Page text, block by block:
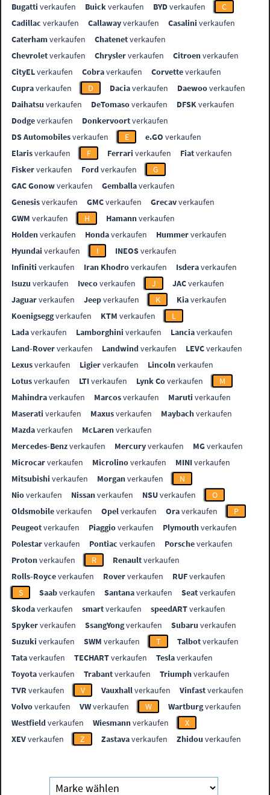
Bugatti verkaufen Buickverkaufen BYDverkaufen
C
Cadillac verkaufen Callawayverkaufen Casalini verkaufen
Caterhamverkaufen Chatenetverkaufen
Chevroletverkaufen Chryslerverkaufen Citroenverkaufen
CityELverkaufen Cobraverkaufen Corvetteverkaufen
Cupraverkaufen D Daciaverkaufen Daewooverkaufen
Daihatsu verkaufen DeTomasoverkaufen DFSKverkaufen
Dodgeverkaufen Donkervoortverkaufen
DS Automobilesverkaufen E e.GO verkaufen
Elarisverkaufen F Ferrari verkaufen Fiatverkaufen
Fiskerverkaufen Fordverkaufen
G
GAC Gonowverkaufen Gemballaverkaufen
Genesisverkaufen GMCverkaufen Grecavverkaufen
GWM verkaufen H Hamannverkaufen
Holdenverkaufen Hondaverkaufen Hummerverkaufen
Hyundai verkaufen I INEOSverkaufen
Infiniti verkaufen Iran Khodroverkaufen Isderaverkaufen
Isuzu verkaufen Ivecoverkaufen J JACverkaufen
Jaguarverkaufen Jeepverkaufen K Kiaverkaufen
Koenigseggverkaufen KTM verkaufen
L
Ladaverkaufen Lamborghini verkaufen Lanciaverkaufen
Land-Roververkaufen Landwindverkaufen LEVCverkaufen
Lexusverkaufen Ligierverkaufen Lincolnverkaufen
Lotusverkaufen LTIverkaufen Lynk Coverkaufen
M
Mahindraverkaufen Marcosverkaufen Maruti verkaufen
Maserati verkaufen Maxusverkaufen Maybachverkaufen
Mazdaverkaufen McLarenverkaufen
Mercedes-Benzverkaufen Mercuryverkaufen MGverkaufen
Microcarverkaufen Microlinoverkaufen MINIverkaufen
Mitsubishi verkaufen Morganverkaufen
N
Nioverkaufen Nissanverkaufen NSUverkaufen
O
Oldsmobileverkaufen Opelverkaufen Oraverkaufen
P
Peugeotverkaufen Piaggioverkaufen Plymouthverkaufen
Polestarverkaufen Pontiac verkaufen Porscheverkaufen
Protonverkaufen R Renaultverkaufen
Rolls-Royceverkaufen Roververkaufen RUFverkaufen
S
Saabverkaufen Santanaverkaufen Seatverkaufen
Skodaverkaufen smartverkaufen speedARTverkaufen
Spykerverkaufen SsangYongverkaufen Subaru verkaufen
Suzuki verkaufen SWM verkaufen T Talbotverkaufen
Tataverkaufen TECHARTverkaufen Teslaverkaufen
Toyotaverkaufen Trabantverkaufen Triumphverkaufen
TVR verkaufen V Vauxhallverkaufen Vinfastverkaufen
Volvoverkaufen VWverkaufen W Wartburgverkaufen
Westfieldverkaufen Wiesmannverkaufen
X
XEVverkaufen Z Zastavaverkaufen Zhidou verkaufen